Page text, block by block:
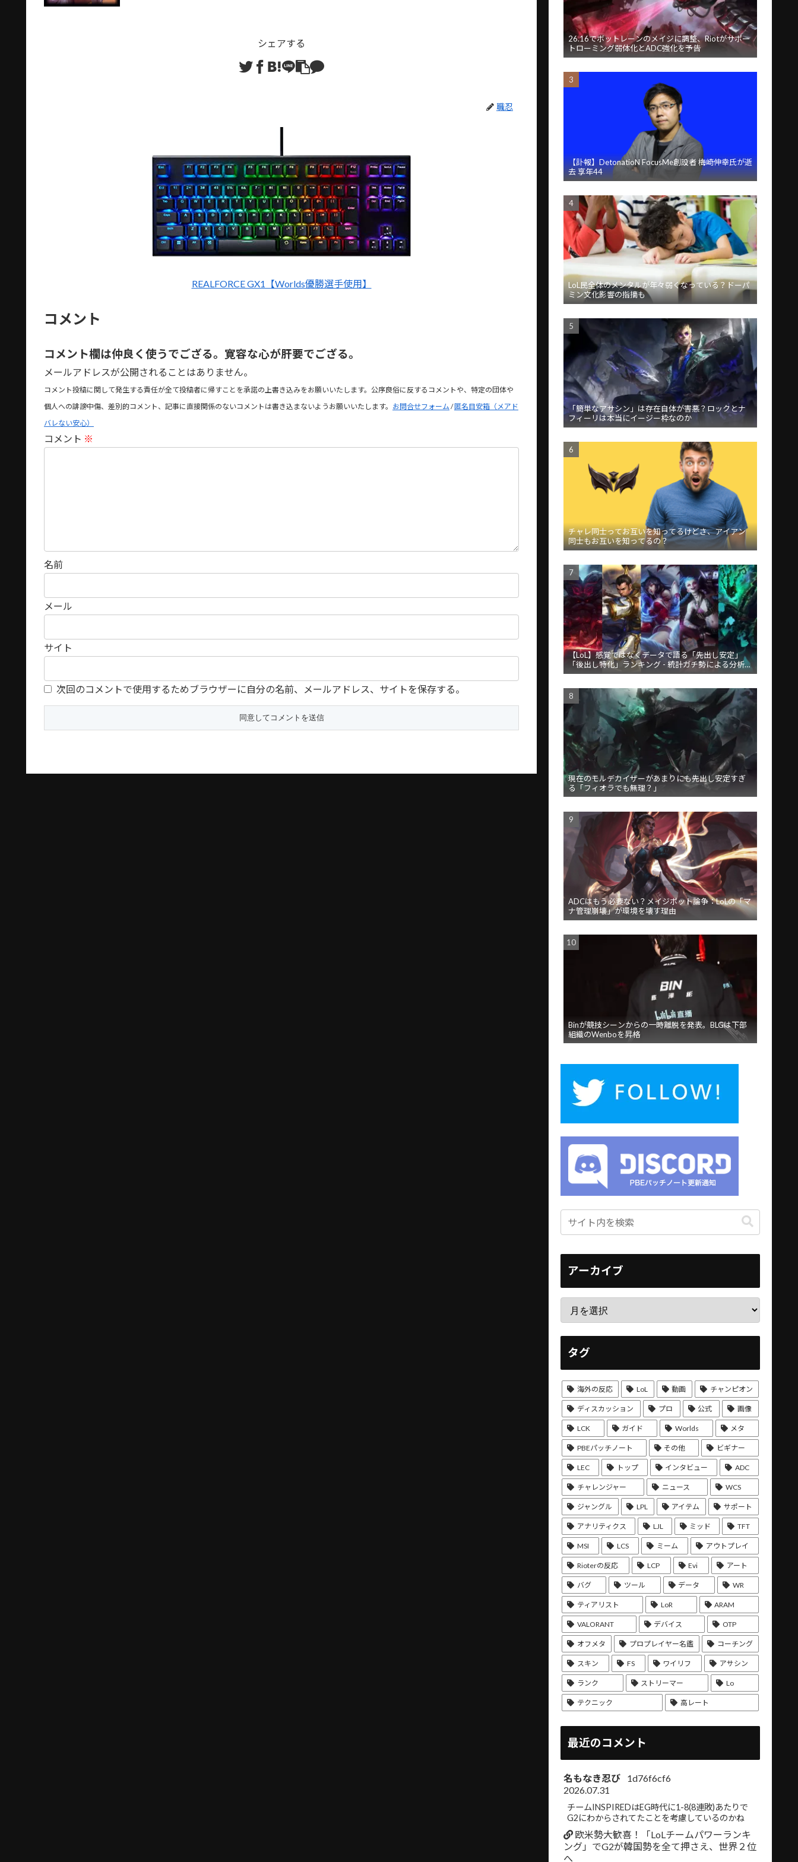
シェアする
職忍
REALFORCE GX1【Worlds優勝選手使用】
コメント
コメント欄は仲良く使うでござる。寛容な心が肝要でござる。
メールアドレスが公開されることはありません。
コメント投稿に関して発生する責任が全て投稿者に帰すことを承諾の上書き込みをお願いいたします。公序良俗に反するコメントや、特定の団体や
個人への誹謗中傷、差別的コメント、記事に直接関係のないコメントは書き込まないようお願いいたします。 お問合せフォーム /匿名目安箱（メアド
バレない安心）
コメント ※
名前
メール
サイト
次回のコメントで使用するためブラウザーに自分の名前、メールアドレス、サイトを保存する。
26.16でボットレーンのメイジに調整、Riotがサポー
トローミング弱体化とADC強化を予告
【訃報】DetonatioN FocusMe創設者 梅崎伸幸氏が逝
去 享年44
LoL民全体のメンタルが年々弱くなっている？ドーパ
ミン文化影響の指摘も
「簡単なアサシン」は存在自体が害悪？ロックとナ
フィーリは本当にイージー枠なのか
チャレ同士ってお互いを知ってるけどさ、アイアン
同士もお互いを知ってるの？
【LoL】感覚ではなくデータで語る「先出し安定」
「後出し特化」ランキング - 統計ガチ勢による分析が
話題
現在のモルデカイザーがあまりにも先出し安定すぎ
る「フィオラでも無理？」
ADCはもう必要ない？メイジボット論争：LoLの「マ
ナ管理崩壊」が環境を壊す理由
Binが競技シーンからの一時離脱を発表。BLGは下部
組織のWenboを昇格
アーカイブ
タグ
海外の反応 LoL 動画 チャンピオン
ディスカッション プロ 公式 画像
LCK ガイド Worlds メタ
PBEパッチノート その他 ビギナー
LEC トップ インタビュー ADC
チャレンジャー ニュース WCS
ジャングル LPL アイテム サポート
アナリティクス LJL ミッド TFT
MSI LCS ミーム アウトプレイ
Rioterの反応 LCP Evi アート
バグ ツール データ WR
ティアリスト LoR ARAM
VALORANT デバイス OTP
オフメタ プロプレイヤー名鑑 コーチング
スキン FS ワイリフ アサシン
ランク ストリーマー Lo
テクニック 高レート
最近のコメント
名もなき忍び
1d76f6cf6
2026.07.31
チームINSPIREDはEG時代に1-8(8連敗)あたりで
G2にわからされてたことを考慮しているのかね
欧米勢大歓喜！「LoLチームパワーランキ
ング」でG2が韓国勢を全て押さえ、世界２位
へ